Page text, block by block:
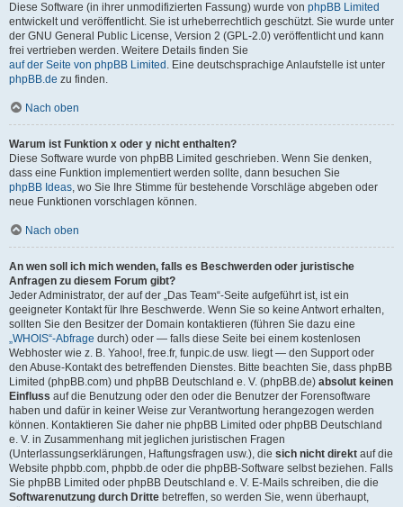
Diese Software (in ihrer unmodifizierten Fassung) wurde von phpBB Limited
entwickelt und veröffentlicht. Sie ist urheberrechtlich geschützt. Sie wurde unter
der GNU General Public License, Version 2 (GPL-2.0) veröffentlicht und kann
frei vertrieben werden. Weitere Details finden Sie
auf der Seite von phpBB Limited . Eine deutschsprachige Anlaufstelle ist unter
phpBB.de zu finden.
Nach oben
Warum ist Funktion x oder y nicht enthalten?
Diese Software wurde von phpBB Limited geschrieben. Wenn Sie denken,
dass eine Funktion implementiert werden sollte, dann besuchen Sie
phpBB Ideas, wo Sie Ihre Stimme für bestehende Vorschläge abgeben oder
neue Funktionen vorschlagen können.
Nach oben
An wen soll ich mich wenden, falls es Beschwerden oder juristische
Anfragen zu diesem Forum gibt?
Jeder Administrator, der auf der „Das Team“-Seite aufgeführt ist, ist ein
geeigneter Kontakt für Ihre Beschwerde. Wenn Sie so keine Antwort erhalten,
sollten Sie den Besitzer der Domain kontaktieren (führen Sie dazu eine
„WHOIS“-Abfrage durch) oder — falls diese Seite bei einem kostenlosen
Webhoster wie z. B. Yahoo!, free.fr, funpic.de usw. liegt — den Support oder
den Abuse-Kontakt des betreffenden Dienstes. Bitte beachten Sie, dass phpBB
Limited (phpBB.com) und phpBB Deutschland e. V. (phpBB.de) absolut keinen
Einfluss auf die Benutzung oder den oder die Benutzer der Forensoftware
haben und dafür in keiner Weise zur Verantwortung herangezogen werden
können. Kontaktieren Sie daher nie phpBB Limited oder phpBB Deutschland
e. V. in Zusammenhang mit jeglichen juristischen Fragen
(Unterlassungserklärungen, Haftungsfragen usw.), die sich nicht direkt auf die
Website phpbb.com, phpbb.de oder die phpBB-Software selbst beziehen. Falls
Sie phpBB Limited oder phpBB Deutschland e. V. E-Mails schreiben, die die
Softwarenutzung durch Dritte betreffen, so werden Sie, wenn überhaupt,